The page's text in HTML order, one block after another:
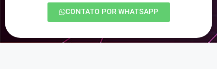
CONTATO POR WHATSAPP